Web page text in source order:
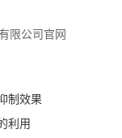
限公司官网
制效果
利用